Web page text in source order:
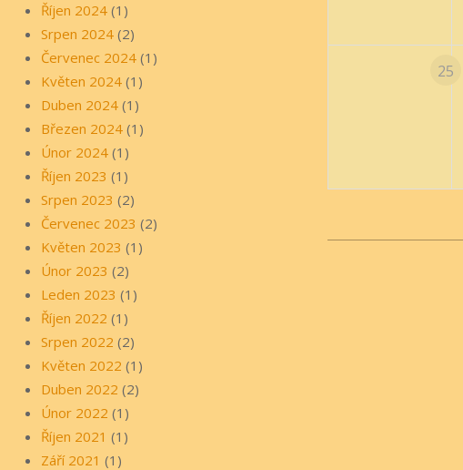
25
Říjen 2024 (1)
Srpen 2024 (2)
Červenec 2024 (1)
Květen 2024 (1)
Duben 2024 (1)
Březen 2024 (1)
Únor 2024 (1)
Říjen 2023 (1)
Srpen 2023 (2)
Červenec 2023 (2)
Květen 2023 (1)
Únor 2023 (2)
Leden 2023 (1)
Říjen 2022 (1)
Srpen 2022 (2)
Květen 2022 (1)
Duben 2022 (2)
Únor 2022 (1)
Říjen 2021 (1)
Září 2021 (1)